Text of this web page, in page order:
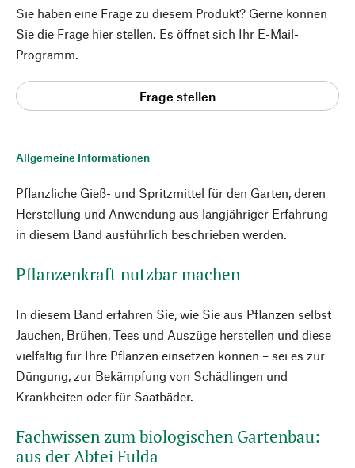
Allgemeine Informationen
Pflanzliche Gieß- und Spritzmittel für den Garten, deren
Herstellung und Anwendung aus langjähriger Erfahrung
in diesem Band ausführlich beschrieben werden.
Pflanzenkraft nutzbar machen
In diesem Band erfahren Sie, wie Sie aus Pflanzen selbst
Jauchen, Brühen, Tees und Auszüge herstellen und diese
vielfältig für Ihre Pflanzen einsetzen können – sei es zur
Düngung, zur Bekämpfung von Schädlingen und
Krankheiten oder für Saatbäder.
Fachwissen zum biologischen Gartenbau:
aus der Abtei Fulda
Sie haben eine Frage zu diesem Produkt? Gerne können
Sie die Frage hier stellen. Es öffnet sich Ihr E-Mail-
Programm.
Frage stellen